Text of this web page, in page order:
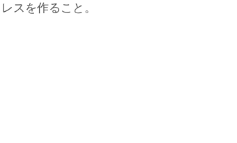
スを作ること。